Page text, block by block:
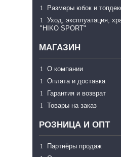
Размеры юбок и
Уход, эксплуатация,
"HIKO SPORT"
МАГАЗИН
О компании
Оплата и доставка
Гарантия и возврат
Товары на заказ
РОЗНИЦА И ОПТ
Партнёры продаж